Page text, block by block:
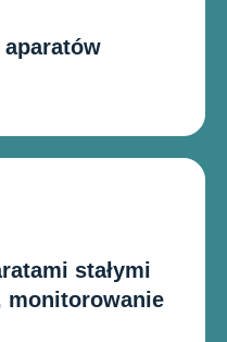
aparatów
stałymi